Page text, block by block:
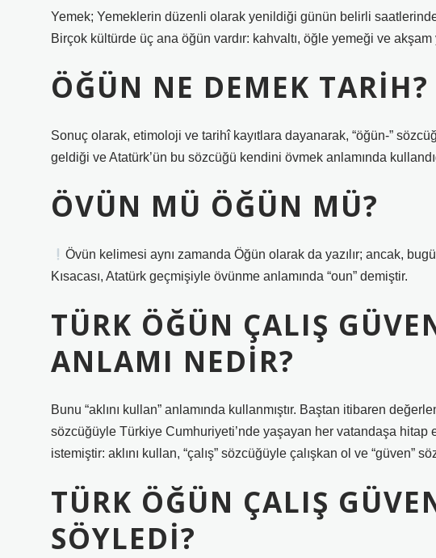
Yemek; Yemeklerin düzenli olarak yenildiği günün belirli
Birçok kültürde üç ana öğün vardır: kahvaltı, öğle yemeği ve akşam
ÖĞÜN NE DEMEK TARIH?
Sonuç olarak, etimoloji ve tarihî kayıtlara dayanarak, “öğün-”
geldiği ve Atatürk’ün bu sözcüğü kendini övmek anlamında
ÖVÜN MÜ ÖĞÜN MÜ?
Övün kelimesi aynı zamanda Öğün olarak da yazılır; ancak,
Kısacası, Atatürk geçmişiyle övünme anlamında “oun” demiştir.
TÜRK ÖĞÜN ÇALIŞ
ANLAMI NEDIR?
Bunu “aklını kullan” anlamında kullanmıştır. Baştan itibaren
sözcüğüyle Türkiye Cumhuriyeti’nde yaşayan her vatandaşa hitap
istemiştir: aklını kullan, “çalış” sözcüğüyle çalışkan ol ve “güven”
TÜRK ÖĞÜN ÇALIŞ
SÖYLEDI?